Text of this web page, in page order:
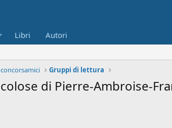
Libri Autori
Gruppi di lettura
di Pierre-Ambroise-